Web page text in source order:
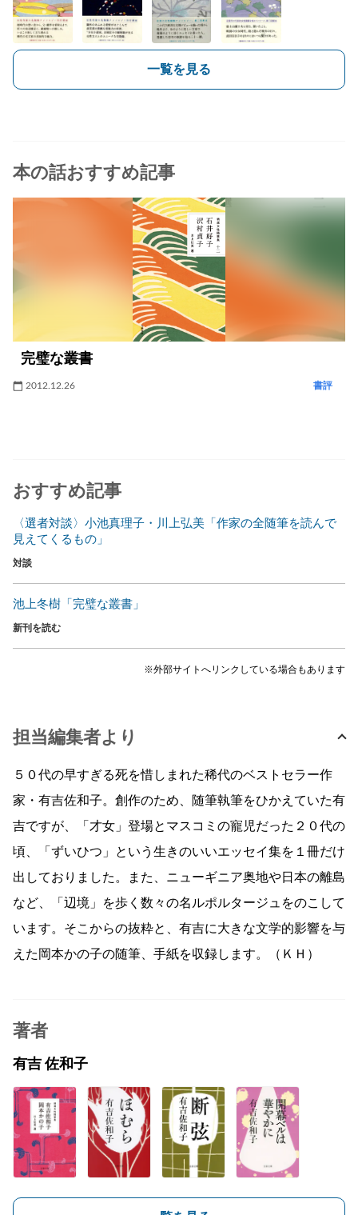
一覧を見る
本の話おすすめ記事
完璧な叢書
2012.12.26 書評
おすすめ記事
〈選者対談〉小池真理子・川上弘美「作家の全随筆を読んで
見えてくるもの」
対談
池上冬樹「完璧な叢書」
新刊を読む
※外部サイトへリンクしている場合もあります
担当編集者より
５０代の早すぎる死を惜しまれた稀代のベストセラー作
家・有吉佐和子。創作のため、随筆執筆をひかえていた有
吉ですが、「才女」登場とマスコミの寵児だった２０代の
頃、「ずいひつ」という生きのいいエッセイ集を１冊だけ
出しておりました。また、ニューギニア奥地や日本の離島
など、「辺境」を歩く数々の名ルポルタージュをのこして
います。そこからの抜粋と、有吉に大きな文学的影響を与
えた岡本かの子の随筆、手紙を収録します。（ＫＨ）
著者
有吉 佐和子